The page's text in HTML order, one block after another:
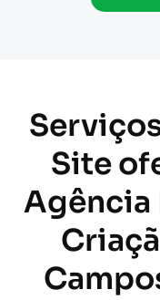
Site
Agência